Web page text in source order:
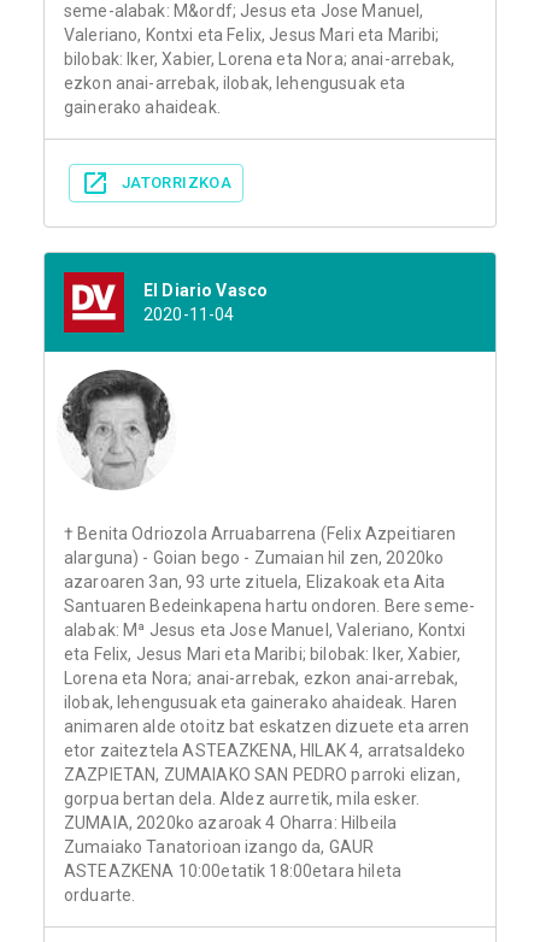
seme-alabak: M&ordf; Jesus eta Jose Manuel,
Valeriano, Kontxi eta Felix, Jesus Mari eta Maribi;
bilobak: Iker, Xabier, Lorena eta Nora; anai-arrebak,
ezkon anai-arrebak, ilobak, lehengusuak eta
gainerako ahaideak.
JATORRIZKOA
El Diario Vasco
2020-11-04
† Benita Odriozola Arruabarrena (Felix Azpeitiaren
alarguna) - Goian bego - Zumaian hil zen, 2020ko
azaroaren 3an, 93 urte zituela, Elizakoak eta Aita
Santuaren Bedeinkapena hartu ondoren. Bere seme-
alabak: Mª Jesus eta Jose Manuel, Valeriano, Kontxi
eta Felix, Jesus Mari eta Maribi; bilobak: Iker, Xabier,
Lorena eta Nora; anai-arrebak, ezkon anai-arrebak,
ilobak, lehengusuak eta gainerako ahaideak. Haren
animaren alde otoitz bat eskatzen dizuete eta arren
etor zaiteztela ASTEAZKENA, HILAK 4, arratsaldeko
ZAZPIETAN, ZUMAIAKO SAN PEDRO parroki elizan,
gorpua bertan dela. Aldez aurretik, mila esker.
ZUMAIA, 2020ko azaroak 4 Oharra: Hilbeila
Zumaiako Tanatorioan izango da, GAUR
ASTEAZKENA 10:00etatik 18:00etara hileta
orduarte.